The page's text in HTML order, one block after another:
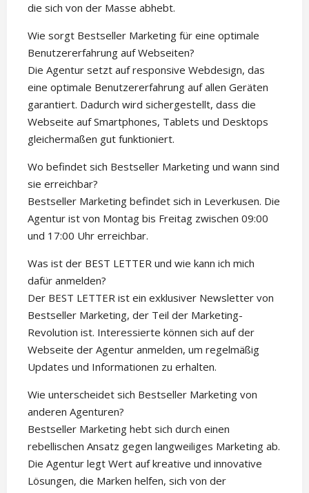
die sich von der Masse abhebt.
Wie sorgt Bestseller Marketing für eine optimale
Benutzererfahrung auf Webseiten?
Die Agentur setzt auf responsive Webdesign, das
eine optimale Benutzererfahrung auf allen Geräten
garantiert. Dadurch wird sichergestellt, dass die
Webseite auf Smartphones, Tablets und Desktops
gleichermaßen gut funktioniert.
Wo befindet sich Bestseller Marketing und wann sind
sie erreichbar?
Bestseller Marketing befindet sich in Leverkusen. Die
Agentur ist von Montag bis Freitag zwischen 09:00
und 17:00 Uhr erreichbar.
Was ist der BEST LETTER und wie kann ich mich
dafür anmelden?
Der BEST LETTER ist ein exklusiver Newsletter von
Bestseller Marketing, der Teil der Marketing-
Revolution ist. Interessierte können sich auf der
Webseite der Agentur anmelden, um regelmäßig
Updates und Informationen zu erhalten.
Wie unterscheidet sich Bestseller Marketing von
anderen Agenturen?
Bestseller Marketing hebt sich durch einen
rebellischen Ansatz gegen langweiliges Marketing ab.
Die Agentur legt Wert auf kreative und innovative
Lösungen, die Marken helfen, sich von der